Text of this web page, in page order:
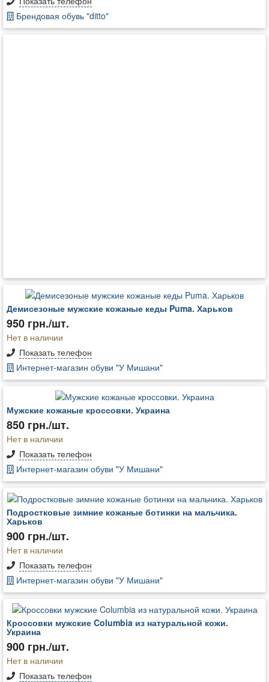
Брендовая обувь "ditto"
Демисезоные мужские кожаные кеды Puma. Харьков
950 грн./шт.
Нет в наличии
Показать телефон
Интернет-магазин обуви "У Мишани"
Мужские кожаные кроссовки. Украина
850 грн./шт.
Нет в наличии
Показать телефон
Интернет-магазин обуви "У Мишани"
Подростковые зимние кожаные ботинки на мальчика.
Харьков
900 грн./шт.
Нет в наличии
Показать телефон
Интернет-магазин обуви "У Мишани"
Кроссовки мужские Columbia из натуральной кожи.
Украина
900 грн./шт.
Нет в наличии
Показать телефон